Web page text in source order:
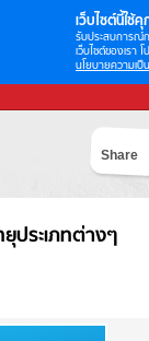
เว็บไซต์นี้ใช้คุ
รับประสบการณ์
เว็บไซต์ของเรา
นโยบายความเป็
Share
ประเภทต่างๆ